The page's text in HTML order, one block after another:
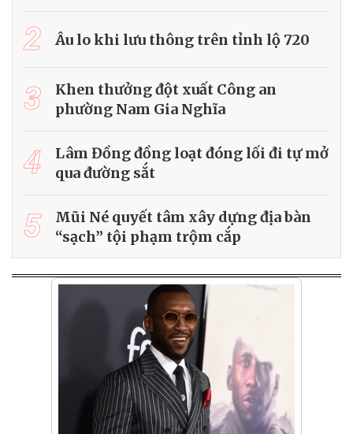
2 Âu lo khi lưu thông trên tỉnh lộ 720
3
Khen thưởng đột xuất Công an
phường Nam Gia Nghĩa
4
Lâm Đồng đồng loạt đóng lối đi tự mở
qua đường sắt
5
Mũi Né quyết tâm xây dựng địa bàn
“sạch” tội phạm trộm cắp